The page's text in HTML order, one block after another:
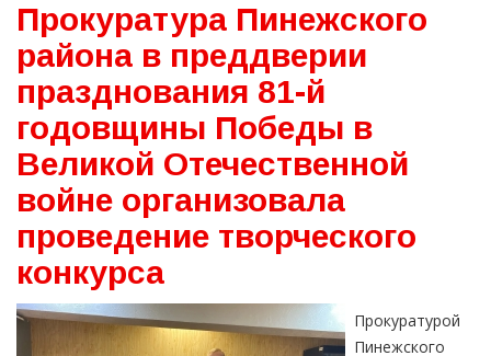
Прокуратура Пинежского
района в преддверии
празднования 81-й
годовщины Победы в
Великой Отечественной
войне организовала
проведение творческого
конкурса
Прокуратурой
Пинежского